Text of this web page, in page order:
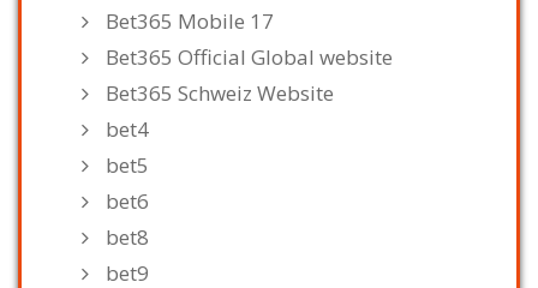
Bet365 Mobile 17
Bet365 Official Global website
Bet365 Schweiz Website
bet4
bet5
bet6
bet8
bet9